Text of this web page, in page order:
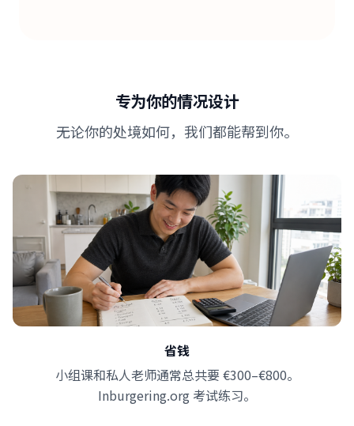
专为你的情况设计
无论你的处境如何，我们都能帮到你。
省钱
小组课和私人老师通常总共要 €300–€800。
Inburgering.org 考试练习。